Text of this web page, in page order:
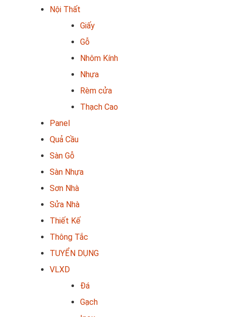
Nội Thất
Giấy
Gỗ
Nhôm Kính
Nhựa
Rèm cửa
Thạch Cao
Panel
Quả Cầu
Sàn Gỗ
Sàn Nhựa
Sơn Nhà
Sửa Nhà
Thiết Kế
Thông Tắc
TUYỂN DỤNG
VLXD
Đá
Gạch